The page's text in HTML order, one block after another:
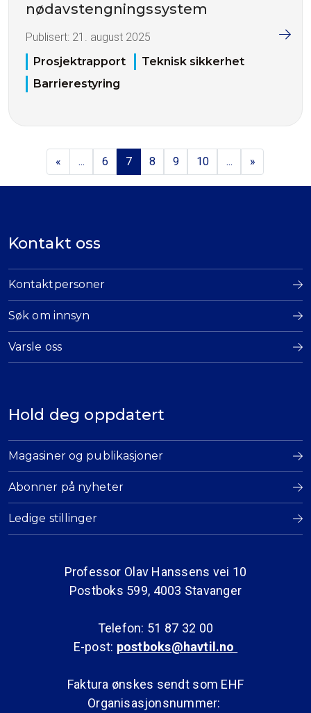
nødavstengningssystem
Publisert: 21. august 2025
Prosjektrapport
Teknisk sikkerhet
Barrierestyring
« ... 6 7 8 9 10 ... »
Kontakt oss
Kontaktpersoner
Søk om innsyn
Varsle oss
Hold deg oppdatert
Magasiner og publikasjoner
Abonner på nyheter
Ledige stillinger
Professor Olav Hanssens vei 10
Postboks 599, 4003 Stavanger
Telefon: 51 87 32 00
E-post: postboks@havtil.no
Faktura ønskes sendt som EHF
Organisasjonsnummer: